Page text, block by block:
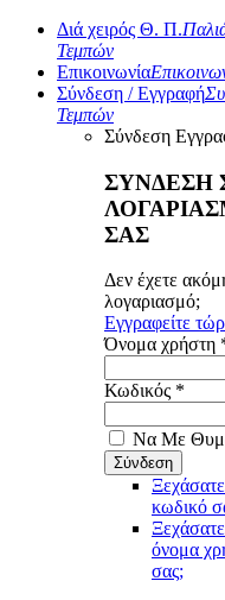
Διά χειρός Θ. Π.
Τεμπών
Επικοινωνία
Σύνδεση / Εγγραφή
Τεμπών
Σύνδεση
ΣΥΝΔΕΣΗ
ΣΑΣ
Δεν έχετε
λογαριασμό;
Εγγραφείτε
Όνομα χρήστη
Κωδικός *
Να Με
κωδικό
όνομα
σας;